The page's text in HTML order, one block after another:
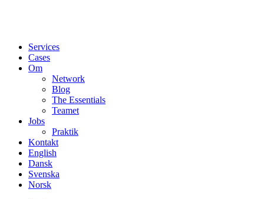
Services
Cases
Om
Network
Blog
The Essentials
Teamet
Jobs
Praktik
Kontakt
English
Dansk
Svenska
Norsk